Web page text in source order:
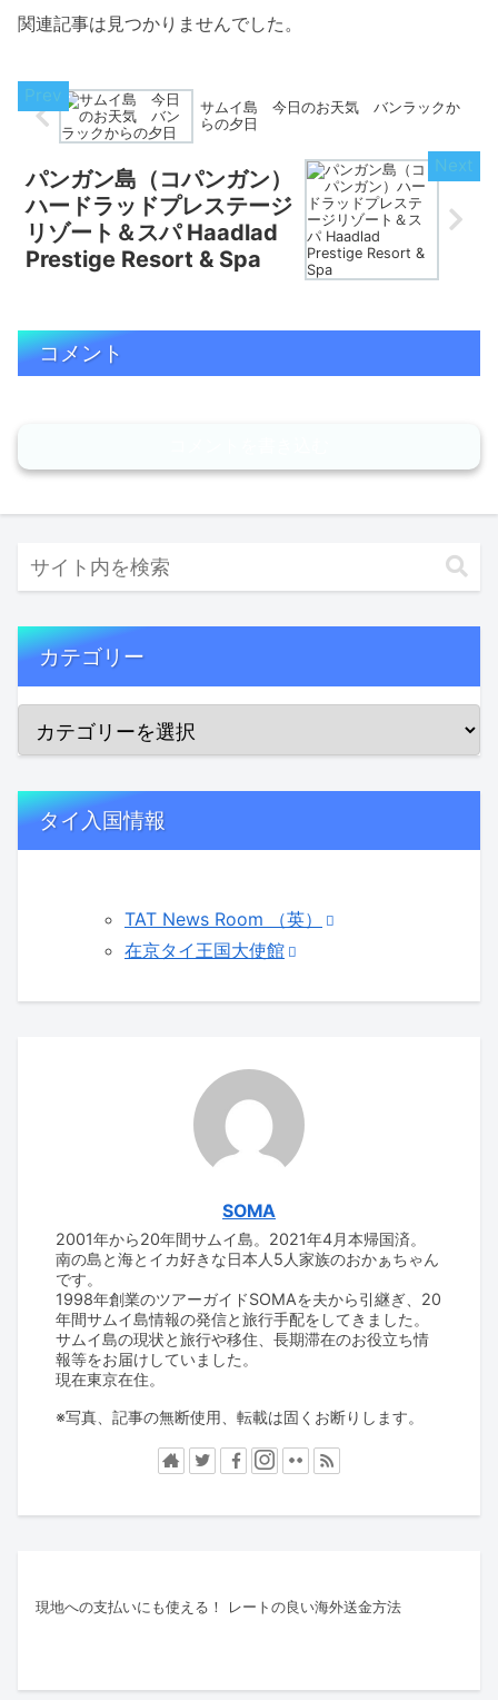
関連記事は見つかりませんでした。
サムイ島 今日のお天気 バンラックか
らの夕日
パンガン島（コパンガン）
ハードラッドプレステージ
リゾート＆スパ Haadlad
Prestige Resort & Spa
コメント
カテゴリー
タイ入国情報
TAT News Room （英）
在京タイ王国大使館
SOMA
2001年から20年間サムイ島。2021年4月本帰国済。
南の島と海とイカ好きな日本人5人家族のおかぁちゃん
です。
1998年創業のツアーガイドSOMAを夫から引継ぎ、20
年間サムイ島情報の発信と旅行手配をしてきました。
サムイ島の現状と旅行や移住、長期滞在のお役立ち情
報等をお届けしていました。
現在東京在住。
※写真、記事の無断使用、転載は固くお断りします。
現地への支払いにも使える！ レートの良い海外送金方法